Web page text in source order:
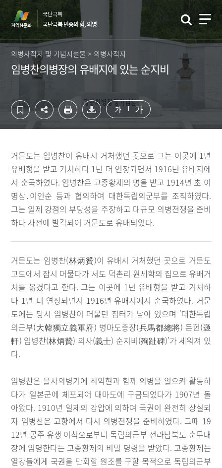
컨
츠
영
하
영
역
국난극복
국난극복 민중의 힘, 의병
의병사적지 및 기념시설물 > 의병사적지
임병찬의병장의 유배지에 있는 순지비
가 가
거문도는 임병찬이 유배시 거처했던 곳으로 그는 이곳에 1년
유배형을 받고 거처하다 1년 더 연장되면서 1916년 유배지에
서 순국하였다. 임병찬은 고종황제의 명을 받고 1914년 초 이
명상․이인순 등과 협의하여 대한독립의군부를 조직하였다.
그는 일제 강점의 부당성을 주장하고 대규모 의병전쟁을 준비
하다 사전에 발각되어 거문도로 유배되었다.
거문도는 임병찬(林炳贊)이 유배시 거처했던 곳으로 거문도
고도에서 잠시 머물다가 서도 덕촌리 원세학의 집으로 유배거
처를 옮겼다고 한다. 그는 이곳에 1년 유배형을 받고 거처하
다 1년 더 연장되면서 1916년 유배지에서 순국하였다. 거문
도에는 당시 임병찬이 머물던 집터가 남아 있으며 ‘대한독립
의군부(大韓獨立義軍府) 병마도총장(兵馬都總將) 돈헌(遯
軒) 임병찬(林炳贊) 의사(義士) 순지비(殉趾碑)’가 세워져 있
다.
임병찬은 을사의병기에 최익현과 함께 의병을 일으켜 활동하
다가 일본군에 체포되어 대마도에 구금되었다가 1907년 돌
아왔다. 1910년 일제의 강압에 의하여 국권이 완전히 상실되
자 임병찬은 고향에서 다시 의병전쟁을 준비하였다. 그때 19
12년 공주 유생 이칙으로부터 독립의군부 전라남북도 순무대
장에 임명한다는 고종황제의 비밀 명령을 받았다. 고종황제는
열강들에게 국권을 만회할 원조를 구할 목적으로 독립의군부